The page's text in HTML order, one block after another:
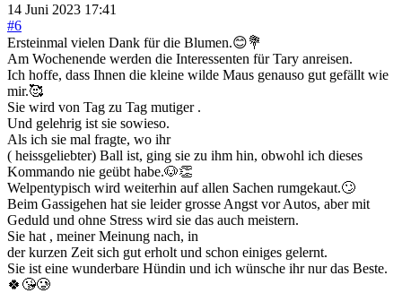
14 Juni 2023 17:41
#6
Ersteinmal vielen Dank für die Blumen.😊💐
Am Wochenende werden die Interessenten für Tary anreisen.
Ich hoffe, dass Ihnen die kleine wilde Maus genauso gut gefällt wie
mir.🥰
Sie wird von Tag zu Tag mutiger .
Und gelehrig ist sie sowieso.
Als ich sie mal fragte, wo ihr
( heissgeliebter) Ball ist, ging sie zu ihm hin, obwohl ich dieses
Kommando nie geübt habe.🐶👏
Welpentypisch wird weiterhin auf allen Sachen rumgekaut.🙄
Beim Gassigehen hat sie leider grosse Angst vor Autos, aber mit
Geduld und ohne Stress wird sie das auch meistern.
Sie hat , meiner Meinung nach, in
der kurzen Zeit sich gut erholt und schon einiges gelernt.
Sie ist eine wunderbare Hündin und ich wünsche ihr nur das Beste.
🍀😘🥲